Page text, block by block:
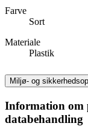
Farve
Sort
Materiale
Plastik
Miljø- og
Information om
databehandling